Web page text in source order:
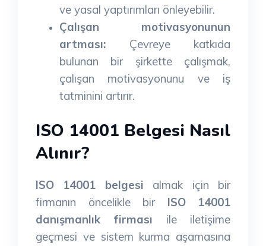
ve yasal yaptırımları önleyebilir.
Çalışan motivasyonunun
artması: Çevreye katkıda
bulunan bir şirkette çalışmak,
çalışan motivasyonunu ve iş
tatminini artırır.
ISO 14001 Belgesi Nasıl
Alınır?
ISO 14001 belgesi almak için bir
firmanın öncelikle bir ISO 14001
danışmanlık firması ile iletişime
geçmesi ve sistem kurma aşamasına